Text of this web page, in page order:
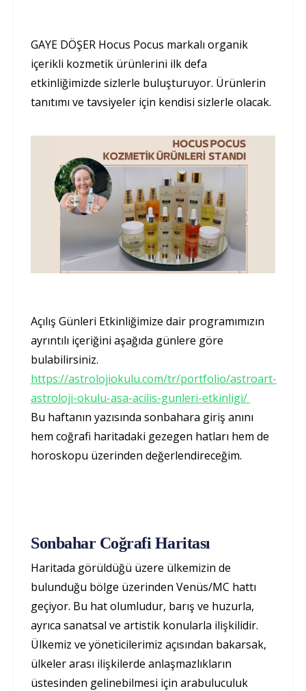
GAYE DÖŞER Hocus Pocus markalı organik
içerikli kozmetik ürünlerini ilk defa
etkinliğimizde sizlerle buluşturuyor. Ürünlerin
tanıtımı ve tavsiyeler için kendisi sizlerle olacak.
Açılış Günleri Etkinliğimize dair programımızın
ayrıntılı içeriğini aşağıda günlere göre
bulabilirsiniz.
https://astrolojiokulu.com/tr/portfolio/astroart-
astroloji-okulu-asa-acilis-gunleri-etkinligi/
Bu haftanın yazısında sonbahara giriş anını
hem coğrafi haritadaki gezegen hatları hem de
horoskopu üzerinden değerlendireceğim.
Sonbahar Coğrafi Haritası
Haritada görüldüğü üzere ülkemizin de
bulunduğu bölge üzerinden Venüs/MC hattı
geçiyor. Bu hat olumludur, barış ve huzurla,
ayrıca sanatsal ve artistik konularla ilişkilidir.
Ülkemiz ve yöneticilerimiz açısından bakarsak,
ülkeler arası ilişkilerde anlaşmazlıkların
üstesinden gelinebilmesi için arabuluculuk